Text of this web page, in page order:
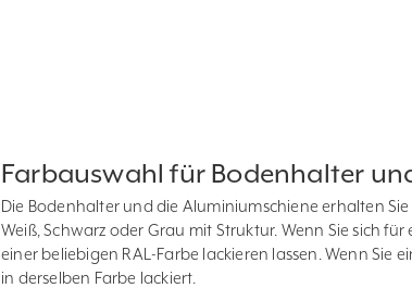
Farbauswahl für Bodenhalter
Die Bodenhalter und die Aluminiumschiene erhalten
Weiß, Schwarz oder Grau mit Struktur. Wenn Sie sich
einer beliebigen RAL-Farbe lackieren lassen. Wenn
in derselben Farbe lackiert.